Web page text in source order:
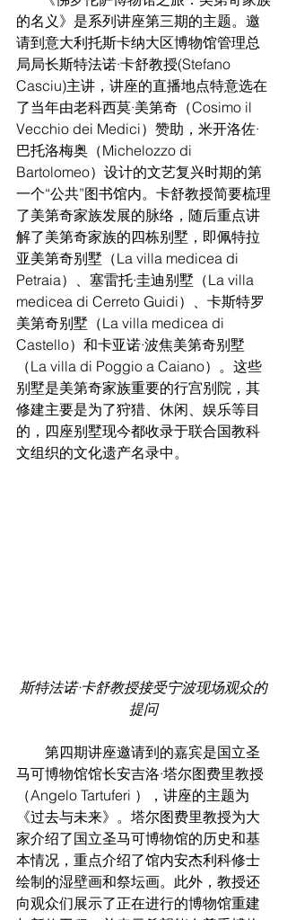
的名义》是系列讲座第三期的主题。邀
请到意大利托斯卡纳大区博物馆管理总
局局长斯特法诺·卡舒教授(Stefano
Casciu)主讲，讲座的直播地点特意选在
了当年由老科西莫·美第奇（Cosimo il
Vecchio dei Medici）赞助，米开洛佐·
巴托洛梅奥（Michelozzo di
Bartolomeo）设计的文艺复兴时期的第
一个“公共”图书馆内。卡舒教授简要梳理
了美第奇家族发展的脉络，随后重点讲
解了美第奇家族的四栋别墅，即佩特拉
亚美第奇别墅（La villa medicea di
Petraia）、塞雷托·圭迪别墅（La villa
medicea di Cerreto Guidi）、卡斯特罗
美第奇别墅（La villa medicea di
Castello）和卡亚诺·波焦美第奇别墅
（La villa di Poggio a Caiano）。这些
别墅是美第奇家族重要的行宫别院，其
修建主要是为了狩猎、休闲、娱乐等目
的，四座别墅现今都收录于联合国教科
文组织的文化遗产名录中。
斯特法诺·卡舒教授接受宁波现场观众的
提问
马可博物馆馆长安吉洛·塔尔图费里教授
（Angelo Tartuferi ），讲座的主题为
《过去与未来》。塔尔图费里教授为大
家介绍了国立圣马可博物馆的历史和基
本情况，重点介绍了馆内安杰利科修士
绘制的湿壁画和祭坛画。此外，教授还
向观众们展示了正在进行的博物馆重建